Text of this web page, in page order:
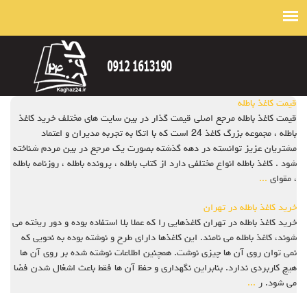
قیمت کاغذ باطله
قیمت کاغذ باطله مرجع اصلی قیمت گذار در بین سایت های مختلف خرید کاغذ
باطله ، مجموعه بزرگ کاغذ 24 است که با اتکا به تجربه مدیران و اعتماد
مشتریان عزیز توانسته در دهه گذشته بصورت یک مرجع در بین مردم شناخته
شود . کاغذ باطله انواع مختلفی دارد از کتاب باطله ، پرونده باطله ، روزنامه باطله
، مقوای ...
خرید کاغذ باطله در تهران
خرید کاغذ باطله در تهران کاغذهایی را که عملا بلا استفاده بوده و دور ریخته می
شوند، کاغذ باطله می نامند. این کاغذها دارای طرح و نوشته بوده به نحویی که
نمی توان روی آن ها چیزی نوشت. همچنین اطلاعات نوشته شده بر روی آن ها
هیچ کاربردی ندارد. بنابراین نگهداری و حفظ آن ها فقط باعث اشغال شدن فضا
می شود. ر ...